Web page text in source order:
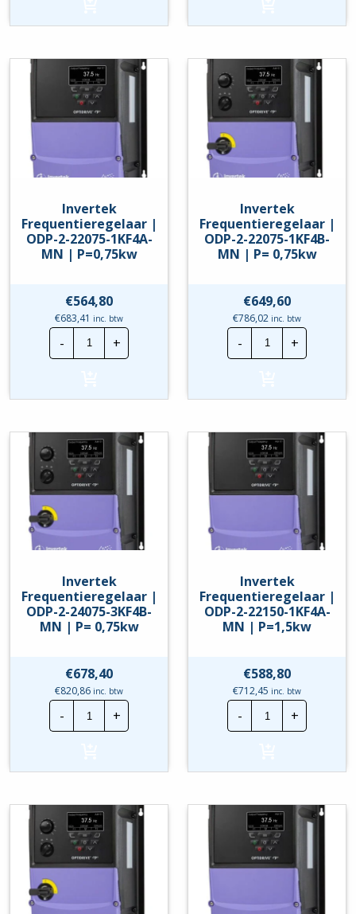
240058-
P=2,2kw
hoeveelheid
24075-
|
P=0,75kw
hoeveelheid
Invertek
Frequentieregelaar |
ODP-2-22075-1KF4A-
MN | P=0,75kw
€564,80
€683,41 inc. btw
-
Invertek
Frequentieregelaar
|
22075-
|
P=0,75kw
hoeveelheid
+
Invertek
Frequentieregelaar |
ODP-2-22075-1KF4B-
MN | P= 0,75kw
€649,60
€786,02 inc. btw
-
Invertek
|
22075-
|
P=
0,75kw
hoeveelheid
+
Invertek
Frequentieregelaar |
ODP-2-24075-3KF4B-
MN | P= 0,75kw
€678,40
€820,86 inc. btw
-
Invertek
Frequentieregelaar
|
24075-
|
P=
0,75kw
hoeveelheid
+
Invertek
Frequentieregelaar |
ODP-2-22150-1KF4A-
MN | P=1,5kw
€588,80
€712,45 inc. btw
-
Invertek
|
22150-
|
P=1,5kw
hoeveelheid
+